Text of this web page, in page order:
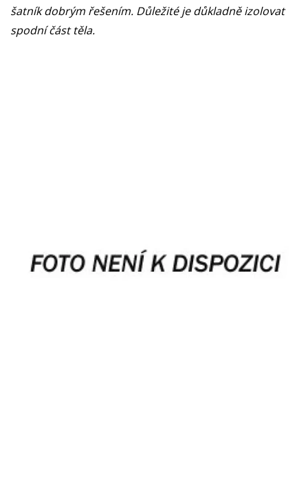
šatník dobrým řešením. Důležité je důkladně izolovat
spodní část těla.